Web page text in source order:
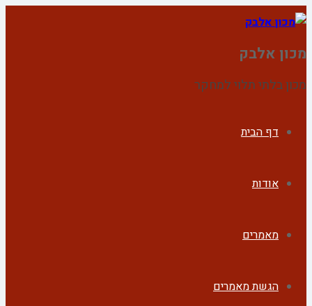
מכון אלבק
מכון בלתי תלוי למחקר
דף הבית
אודות
מאמרים
הגשת מאמרים